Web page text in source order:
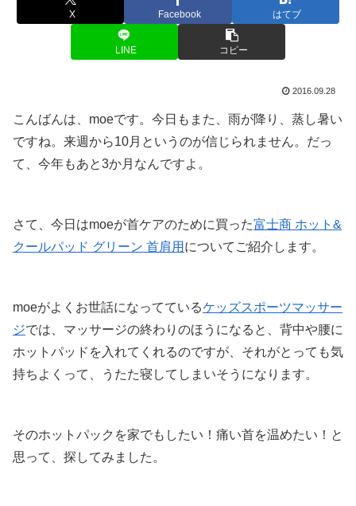
X Facebook はてブ
LINE コピー
2016.09.28
こんばんは、moeです。今日もまた、雨が降り、蒸し暑い
ですね。来週から10月というのが信じられません。だっ
て、今年もあと3か月なんですよ。
さて、今日はmoeが首ケアのために買った富士商 ホット&
クールパッド グリーン 首肩用 についてご紹介します。
moeがよくお世話になってているケッズスポーツマッサー
ジでは、マッサージの終わりのほうになると、背中や腰に
ホットパッドを入れてくれるのですが、それがとっても気
持ちよくって、うたた寝してしまいそうになります。
そのホットパックを家でもしたい！痛い首を温めたい！ と
思って、探してみました。